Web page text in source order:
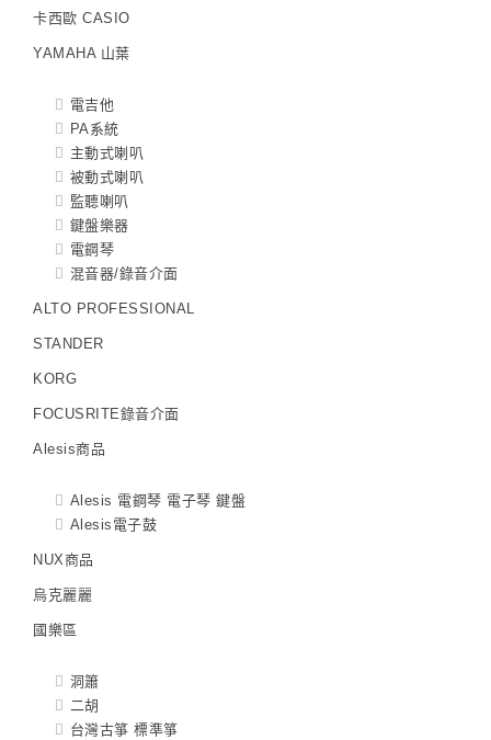
卡西歐 CASIO
YAMAHA 山葉
電吉他
PA系統
主動式喇叭
被動式喇叭
監聽喇叭
鍵盤樂器
電鋼琴
混音器/錄音介面
ALTO PROFESSIONAL
STANDER
KORG
FOCUSRITE錄音介面
Alesis商品
Alesis 電鋼琴 電子琴 鍵盤
Alesis電子鼓
NUX商品
烏克麗麗
國樂區
洞簫
二胡
台灣古箏 標準箏